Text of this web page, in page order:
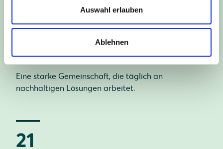
Auswahl erlauben
Ablehnen
325
Mitarbeiter
Eine starke Gemeinschaft, die täglich an
nachhaltigen Lösungen arbeitet.
21